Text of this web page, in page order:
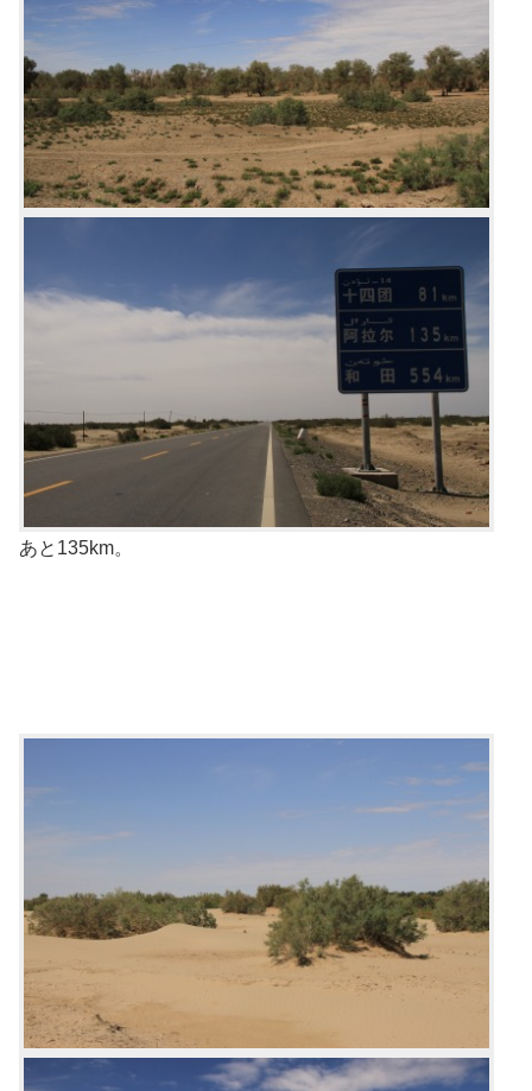
あと135km。